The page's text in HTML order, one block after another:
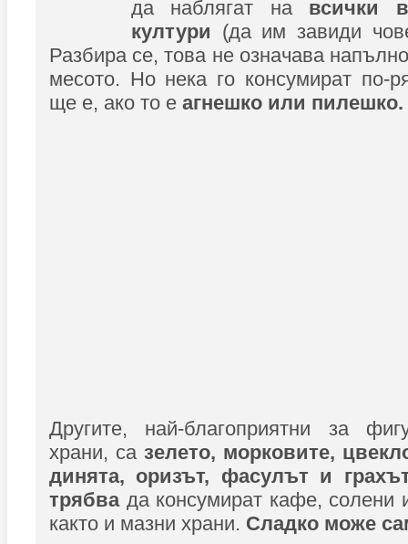
да наблягат на всички
култури (да им завиди
Разбира се, това не означава
месото. Но нека го консумират по-
ще е, ако то е агнешко или пилешко.
Другите, най-благоприятни за
храни, са зелето, морковите,
динята, оризът, фасулът и
трябвада консумират кафе, солени
както и мазни храни. Сладко може